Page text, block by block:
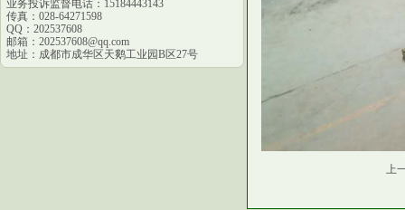
业务投诉监督电话：15184443143
传真：028-64271598
QQ：202537608
邮箱：202537608@qq.com
地址：成都市成华区天鹅工业园B区27号
上